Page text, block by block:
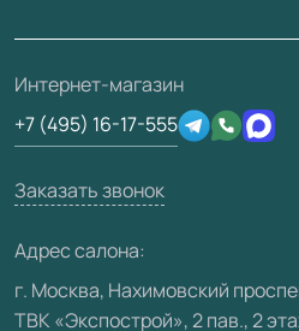
Отзывы клиентов
Техническая информация
Юридическая информация
3D-модели
О фабрике
Сертификаты
Производство
Вакансии
Карта сайта
Интернет-магазин
+7 (495) 16-17-555
Заказать звонок
Адрес салона:
г. Москва, Нахимовский
ТВК «Экспострой», 2 пав., 2